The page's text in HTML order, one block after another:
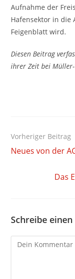
Aufnahme der
Hafensektor in die
Feigenblatt wird.
Diesen Beitrag
ihrer Zeit bei
Weitere
ansehen
Vorheriger Beitrag
Neues von der
Das
Schreibe
Kommentieren